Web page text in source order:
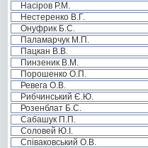
Насіров Р.М.
Нестеренко В.Г.
Онуфрик Б.С.
Паламарчук М.П.
Пацкан В.В.
Пинзеник В.М.
Порошенко О.П.
Ревега О.В.
Рибчинський Є.Ю.
Розенблат Б.С.
Сабашук П.П.
Соловей Ю.І.
Співаковський О.В.